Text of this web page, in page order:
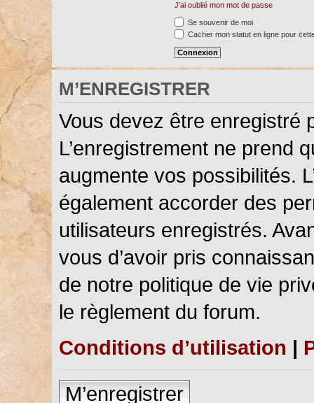
J’ai oublié mon mot de passe
Se souvenir de moi
Cacher mon statut en ligne pour
M’ENREGISTRER
Vous devez être enregistré
L’enregistrement ne prend
augmente vos possibilités.
également accorder des
utilisateurs enregistrés.
vous d’avoir pris
de notre politique de vie
le règlement du forum.
Conditions d’utilisation |
M’enregistrer